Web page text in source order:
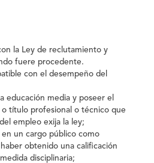
la Ley de reclutamiento y
fuere procedente.
con el desempeño del
educación media y poseer el
o título profesional o técnico que
empleo exija la ley;
en un cargo público como
obtenido una calificación
disciplinaria;